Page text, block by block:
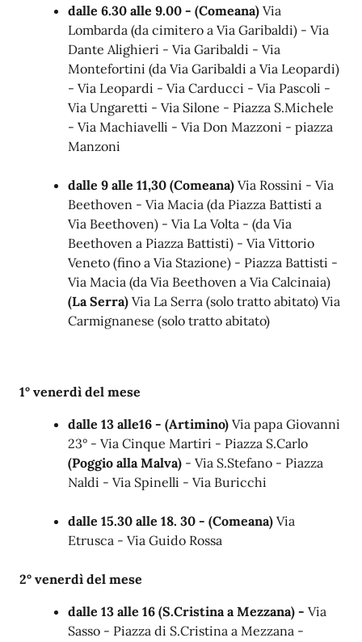
dalle 6.30 alle 9.00 - (Comeana) Via
Lombarda (da cimitero a Via Garibaldi) - Via
Dante Alighieri - Via Garibaldi - Via
Montefortini (da Via Garibaldi a Via Leopardi)
- Via Leopardi - Via Carducci - Via Pascoli -
Via Ungaretti - Via Silone - Piazza S.Michele
- Via Machiavelli - Via Don Mazzoni - piazza
Manzoni
dalle 9 alle 11,30 (Comeana) Via Rossini - Via
Beethoven - Via Macia (da Piazza Battisti a
Via Beethoven) - Via La Volta - (da Via
Beethoven a Piazza Battisti) - Via Vittorio
Veneto (fino a Via Stazione) - Piazza Battisti -
Via Macia (da Via Beethoven a Via Calcinaia)
(La Serra) Via La Serra (solo tratto abitato) Via
Carmignanese (solo tratto abitato)
1° venerdì del mese
dalle 13 alle16 - (Artimino) Via papa Giovanni
23° - Via Cinque Martiri - Piazza S.Carlo
(Poggio alla Malva) - Via S.Stefano - Piazza
Naldi - Via Spinelli - Via Buricchi
dalle 15.30 alle 18. 30 - (Comeana) Via
Etrusca - Via Guido Rossa
2° venerdì del mese
dalle 13 alle 16 (S.Cristina a Mezzana) - Via
Sasso - Piazza di S.Cristina a Mezzana -